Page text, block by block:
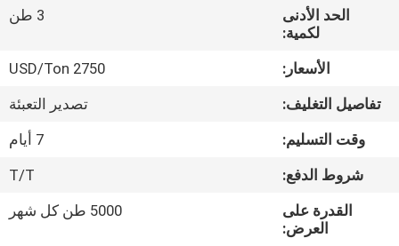
مراقبة
الجودة
اتصل
الحد الأدنى
لكمية:
3 طن
الأسعار:
2750 USD/Ton
تفاصيل التغليف:
تصدير التعبئة
وقت التسليم:
7 أيام
شروط الدفع:
T/T
القدرة على
العرض:
5000 طن كل شهر